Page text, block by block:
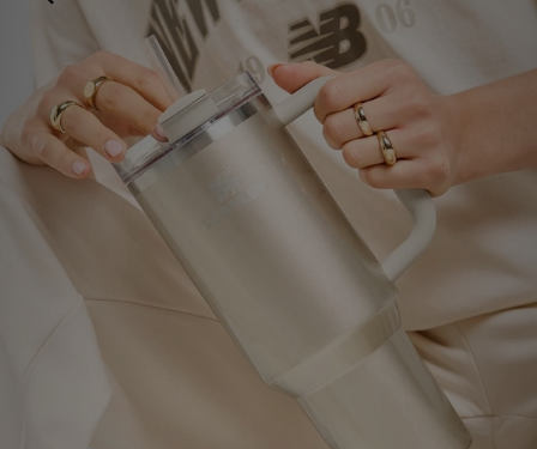
Collecties
Merken
Voetbal
Sport
Download de app